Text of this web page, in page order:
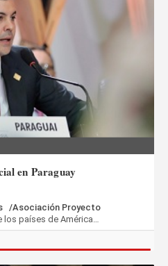
en Paraguay
/Asociación Proyecto
los países de América…